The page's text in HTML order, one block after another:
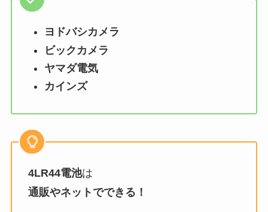
ヨドバシカメラ
ビックカメラ
ヤマダ電気
カインズ
4LR44電池は
通販やネットでできる！